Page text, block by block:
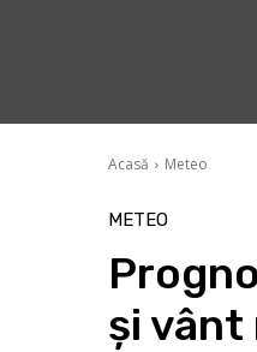
Acasă Meteo
METEO
și vânt